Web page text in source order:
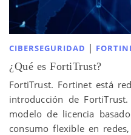
CIBERSEGURIDAD |
¿Qué es FortiTrust?
FortiTrust. Fortinet está
introducción de
modelo de licencia
consumo flexible en